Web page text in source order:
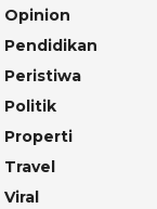
Opinion
Pendidikan
Peristiwa
Politik
Properti
Travel
Viral